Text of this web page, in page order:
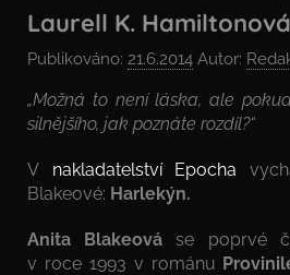
Laurell K.
Publikováno: 21.6.2014 Autor:
„Možná to není láska, ale
silnějšího, jak poznáte rozdíl?“
V nakladatelství Epocha
Blakeové: Harlekýn.
Anita Blakeová se poprvé
v roce 1993 v románu